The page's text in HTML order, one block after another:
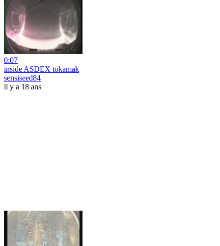
0:07
inside ASDEX tokamak
sensiseed84
il y a 18 ans